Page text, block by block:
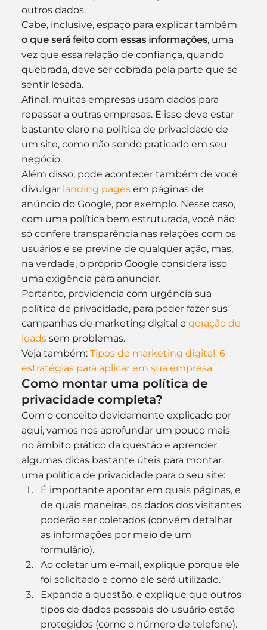
outros dados.
Cabe, inclusive, espaço para explicar também
o que será feito com essas informações, uma
vez que essa relação de confiança, quando
quebrada, deve ser cobrada pela parte que se
sentir lesada.
Afinal, muitas empresas usam dados para
repassar a outras empresas. E isso deve estar
bastante claro na política de privacidade de
um site, como não sendo praticado em seu
negócio.
Além disso, pode acontecer também de você
divulgar landing pages em páginas de
anúncio do Google, por exemplo. Nesse caso,
com uma política bem estruturada, você não
só confere transparência nas relações com os
usuários e se previne de qualquer ação, mas,
na verdade, o próprio Google considera isso
uma exigência para anunciar.
Portanto, providencia com urgência sua
política de privacidade, para poder fazer sus
campanhas de marketing digital e geração de
leads sem problemas.
Veja também: Tipos de marketing digital: 6
estratégias para aplicar em sua empresa
Como montar uma política de
privacidade completa?
Com o conceito devidamente explicado por
aqui, vamos nos aprofundar um pouco mais
no âmbito prático da questão e aprender
algumas dicas bastante úteis para montar
uma política de privacidade para o seu site:
É importante apontar em quais páginas, e
de quais maneiras, os dados dos visitantes
poderão ser coletados (convém detalhar
as informações por meio de um
formulário).
Ao coletar um e-mail, explique porque ele
foi solicitado e como ele será utilizado.
Expanda a questão, e explique que outros
tipos de dados pessoais do usuário estão
protegidos (como o número de telefone).